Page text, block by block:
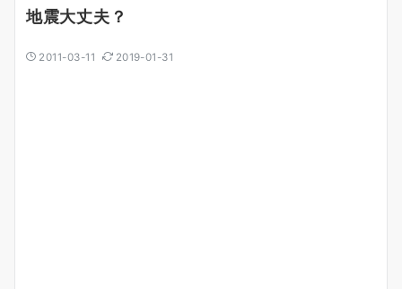
地震大丈夫？
2011-03-11 2019-01-31